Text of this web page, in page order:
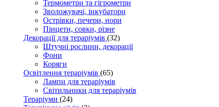
Термометри та гігрометри
Зволожувачі, інкубатори
Острівки, печери, нори
Пінцети, совки, різне
Декорації для тераріумів (32)
Штучні рослини, декорації
Фони
Коряги
Освітлення тераріумів (65)
Лампи для тераріумів
Світильники для тераріумів
Тераріуми (24)